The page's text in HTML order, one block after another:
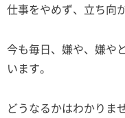
仕事をやめず、立ち向
今も毎日、嫌や、嫌や
います。
どうなるかはわかりま